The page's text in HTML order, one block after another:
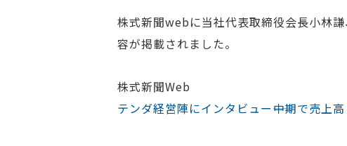
株式新聞webに当社代表取締役会長小林
容が掲載されました。
株式新聞Web
テンダ経営陣にインタビュー――中期で売上